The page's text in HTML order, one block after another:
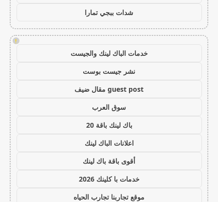
شدات ببجي تمارا
!
خدمات الباك لينك والجيست
نشر جيست بوست
guest post مقال ضيف
سوق العرب
باك لينك باقة 20
اعلانات الباك لينك
أقوى باقة باك لينك
خدمات با كلينك 2026
موقع تجاربنا تجارب الحياه